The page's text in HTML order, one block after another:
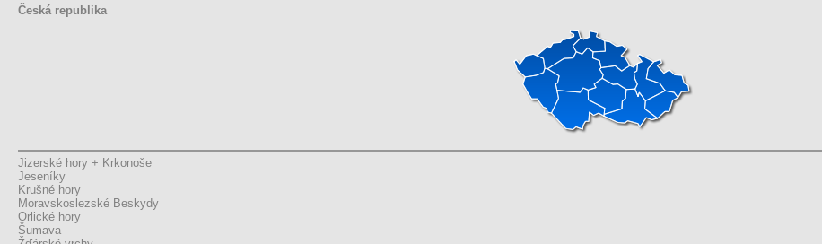
Česká republika
Jizerské hory + Krkonoše
Jeseníky
Krušné hory
Moravskoslezské Beskydy
Orlické hory
Šumava